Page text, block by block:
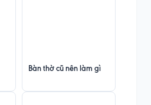
Bàn thờ cũ nên làm gì